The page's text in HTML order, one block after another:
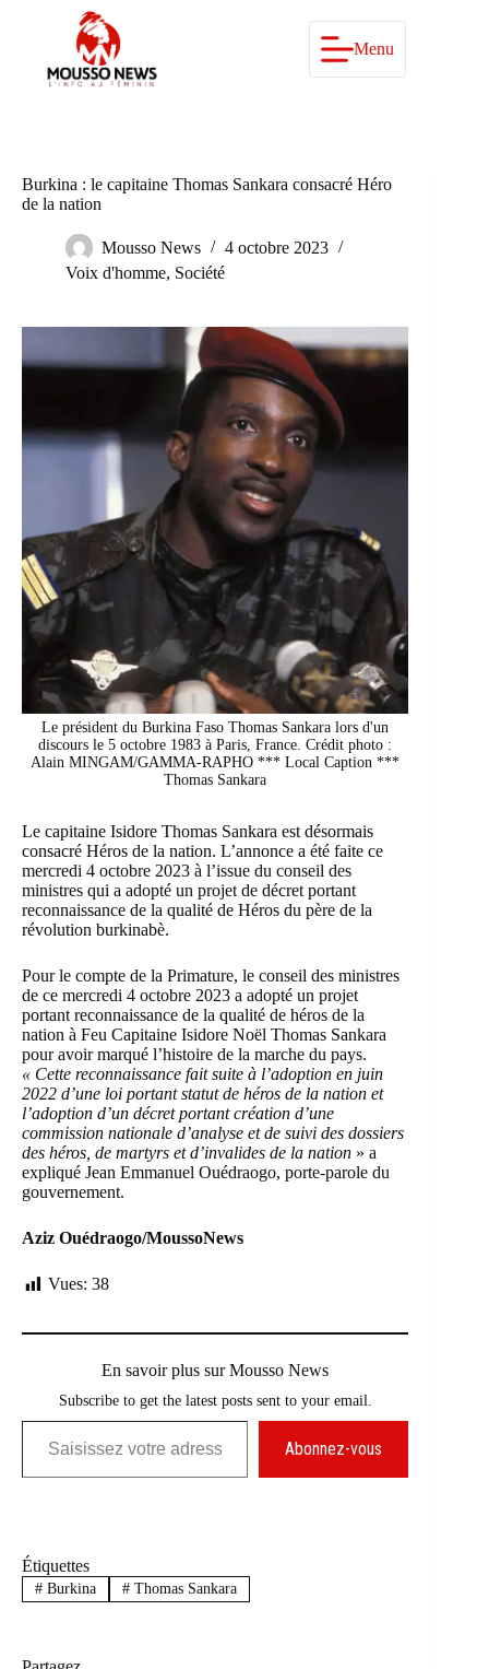
Menu
Burkina : le capitaine Thomas Sankara consacré Héro
de la nation
Mousso News
4 octobre 2023
Voix d'homme, Société
Le président du Burkina Faso Thomas Sankara lors d'un
discours le 5 octobre 1983 à Paris, France. Crédit photo :
Alain MINGAM/GAMMA-RAPHO *** Local Caption ***
Thomas Sankara
Le capitaine Isidore Thomas Sankara est désormais
consacré Héros de la nation. L’annonce a été faite ce
mercredi 4 octobre 2023 à l’issue du conseil des
ministres qui a adopté un projet de décret portant
reconnaissance de la qualité de Héros du père de la
révolution burkinabè.
Pour le compte de la Primature, le conseil des ministres
de ce mercredi 4 octobre 2023 a adopté un projet
portant reconnaissance de la qualité de héros de la
nation à Feu Capitaine Isidore Noël Thomas Sankara
pour avoir marqué l’histoire de la marche du pays.
« Cette reconnaissance fait suite à l’adoption en juin
2022 d’une loi portant statut de héros de la nation et
l’adoption d’un décret portant création d’une
commission nationale d’analyse et de suivi des dossiers
des héros, de martyrs et d’invalides de la nation » a
expliqué Jean Emmanuel Ouédraogo, porte-parole du
gouvernement.
Aziz Ouédraogo/MoussoNews
Vues: 38
En savoir plus sur Mousso News
Subscribe to get the latest posts sent to your email.
Saisissez votre adresse e-mail…
Abonnez-vous
Étiquettes
#Burkina #Thomas Sankara